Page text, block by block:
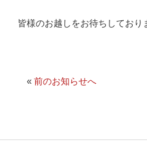
皆様のお越しをお待ちしており
« 前のお知らせへ